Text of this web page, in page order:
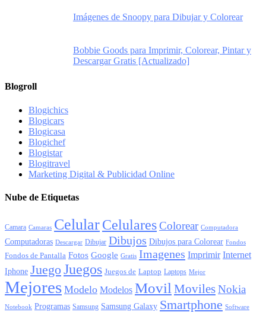
Imágenes de Snoopy para Dibujar y Colorear
Bobbie Goods para Imprimir, Colorear, Pintar y
Descargar Gratis [Actualizado]
Blogroll
Blogichics
Blogicars
Blogicasa
Blogichef
Blogistar
Blogitravel
Marketing Digital & Publicidad Online
Nube de Etiquetas
Camara Camaras CelularCelularesColorear Computadora
Computadoras Descargar Dibujar Dibujos Dibujos para Colorear Fondos
Fondos de Pantalla Fotos Google Gratis Imagenes Imprimir Internet
Iphone Juego Juegos Juegos de Laptop Laptops Mejor
Mejores Modelo Modelos Movil MovilesNokia
Notebook Programas Samsung Samsung Galaxy Smartphone Software